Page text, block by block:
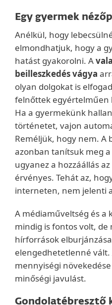
Egy gyermek
Anélkül, hogy
elmondhatjuk, hogy a
hatást gyakorolni. A
beilleszkedés vágya
olyan dolgokat is
felnőttek
Ha a gyermekünk
történetet, vajon
Reméljük, hogy nem. A
azonban tanítsuk meg
ugyanez a hozzáállás
érvényes. Tehát az,
interneten, nem jelenti
A médiaműveltség és a
mindig is fontos volt, de
hírforrások
elengedhetetlenné
mennyiségi
minőségi javulást.
Gondolatébresztő